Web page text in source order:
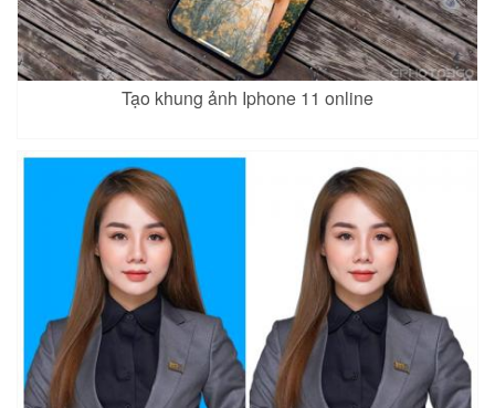
Tạo khung ảnh Iphone 11 online